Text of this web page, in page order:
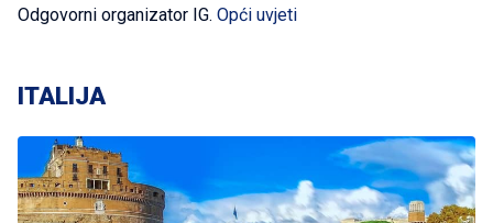
Odgovorni organizator IG. Opći uvjeti
ITALIJA